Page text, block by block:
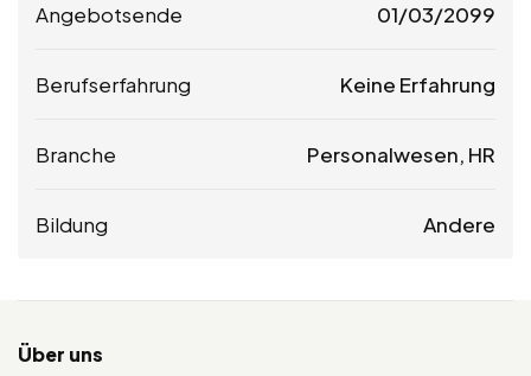
Angebotsende 01/03/2099
Berufserfahrung Keine Erfahrung
Branche Personalwesen, HR
Bildung Andere
Über uns